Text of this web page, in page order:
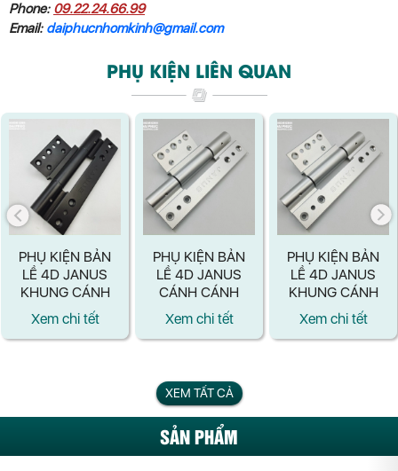
Phone: 09.22.24.66.99
Email: daiphucnhomkinh@gmail.com
PHỤ KIỆN LIÊN QUAN
PHỤ KIỆN BẢN
LỀ 4D JANUS
KHUNG CÁNH
MÀU ĐEN
Xem chi tết
PHỤ KIỆN BẢN
LỀ 4D JANUS
CÁNH CÁNH
MÀU BẠC
Xem chi tết
PHỤ KIỆN BẢN
LỀ 4D JANUS
KHUNG CÁNH
MÀU BẠC
Xem chi tết
XEM TẤT CẢ
SẢN PHẨM